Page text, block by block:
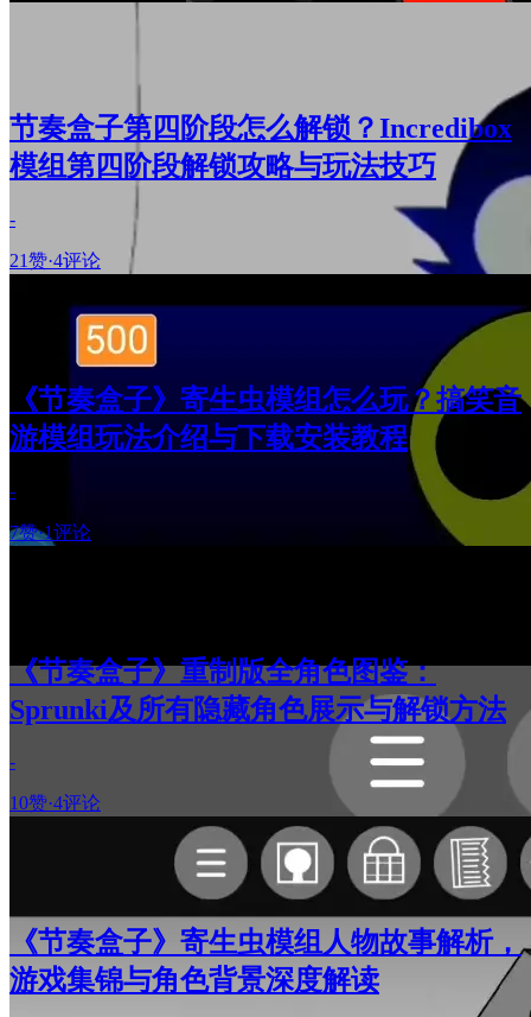
节奏盒子第四阶段怎么解锁？Incredibox
模组第四阶段解锁攻略与玩法技巧
-
21赞·4评论
《节奏盒子》寄生虫模组怎么玩？搞笑音
游模组玩法介绍与下载安装教程
-
7赞·1评论
《节奏盒子》重制版全角色图鉴：
Sprunki及所有隐藏角色展示与解锁方法
-
10赞·4评论
《节奏盒子》寄生虫模组人物故事解析，
游戏集锦与角色背景深度解读